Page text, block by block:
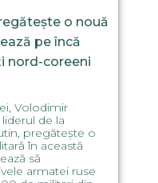
o nouă
pe încă
nord-coreeni
Volodimir
de la
pregătește o
în această
să
armatei ruse